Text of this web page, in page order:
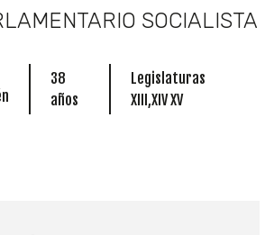
SOCIALISTA
38
años
Legislaturas
XIII,XIV XV